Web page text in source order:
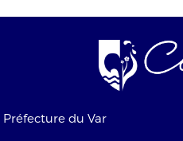
Préfecture du Var